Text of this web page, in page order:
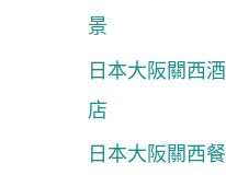
景
日本大阪關西酒
店
日本大阪關西餐